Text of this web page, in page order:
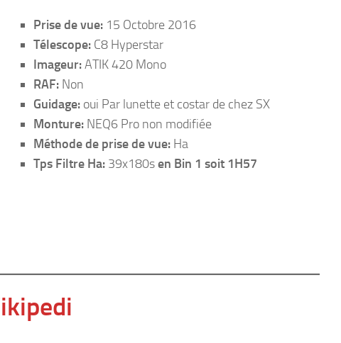
Prise de vue:15 Octobre 2016
Télescope: C8 Hyperstar
Imageur:ATIK 420 Mono
RAF: Non
Guidage:oui Par lunette et costar de chez SX
Monture: NEQ6 Pro non modifiée
Méthode de prise de vue:Ha
Tps Filtre Ha: 39x180sen Bin 1 soit 1H57